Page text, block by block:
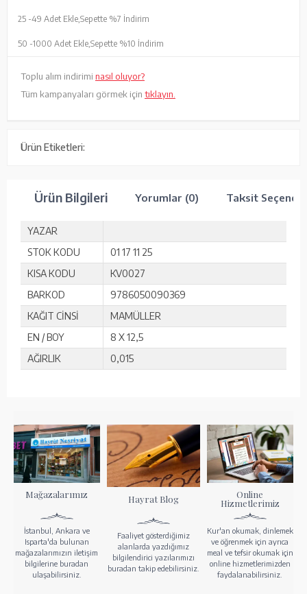
25 -49 Adet Ekle, Sepette %7 İndirim
50 -1000 Adet Ekle, Sepette %10 İndirim
Toplu alım indirimi nasıl oluyor?
Tüm kampanyaları görmek için tıklayın.
Ürün Etiketleri:
Ürün Bilgileri Yorumlar (0) Taksit
YAZAR
STOK KODU
01 17 11 25
KISA KODU
KV0027
BARKOD
9786050090369
KAĞIT CİNSİ
MAMÜLLER
EN / BOY
8 X 12,5
AĞIRLIK
0,015
Mağazalarımız
İstanbul, Ankara ve
Isparta'da bulunan
mağazalarımızın iletişim
bilgilerine buradan
ulaşabilirsiniz.
Hayrat Blog
Faaliyet gösterdiğimiz
alanlarda yazdığımız
bilgilendirici yazılarımızı
buradan takip edebilirsiniz.
Online
Hizmetlerimiz
Kur'an okumak, dinlemek
ve öğrenmek için ayrıca
meal ve tefsir okumak için
online hizmetlerimizden
faydalanabilirsiniz.